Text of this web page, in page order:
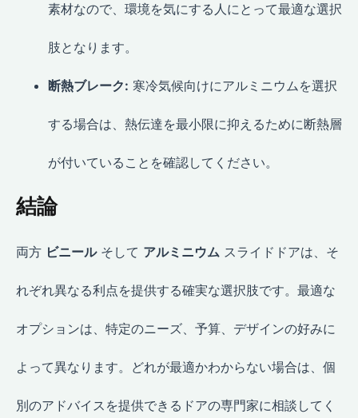
素材なので、環境を気にする人にとって最適な選択
肢となります。
断熱ブレーク: 寒冷気候向けにアルミニウムを選択
する場合は、熱伝達を最小限に抑えるために断熱層
が付いていることを確認してください。
結論
両方 ビニールそして アルミニウム スライドドアは、そ
れぞれ異なる利点を提供する確実な選択肢です。最適な
オプションは、特定のニーズ、予算、デザインの好みに
よって異なります。どれが最適かわからない場合は、個
別のアドバイスを提供できるドアの専門家に相談してく